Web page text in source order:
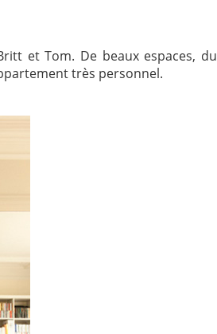
et Tom. De beaux espaces, du
très personnel.